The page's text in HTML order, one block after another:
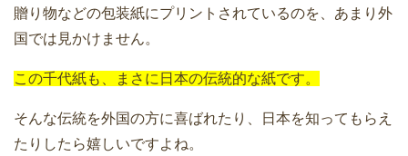
贈り物などの包装紙にプリントされているのを、あまり外
国では見かけません。
この千代紙も、まさに日本の伝統的な紙です。
そんな伝統を外国の方に喜ばれたり、日本を知ってもらえ
たりしたら嬉しいですよね。